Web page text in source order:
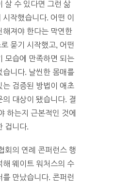
살 수 있다면 그런 삶
작했습니다. 어떤 이
해져야 한다는 막연한
묻기 시작했고, 어떤
모습에 만족하면 되는
습니다. 날씬한 몸매를
는 검증된 방법이 애초
대상이 됐습니다. 결
하는지 근본적인 것에
겁니다.
회의 연례 콘퍼런스 행
해 웨이트 워처스의 수
만났습니다. 콘퍼런